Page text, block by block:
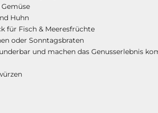
Huhn
für Fisch & Meeresfrüchte
oder Sonntagsbraten
und machen das Genusserlebnis